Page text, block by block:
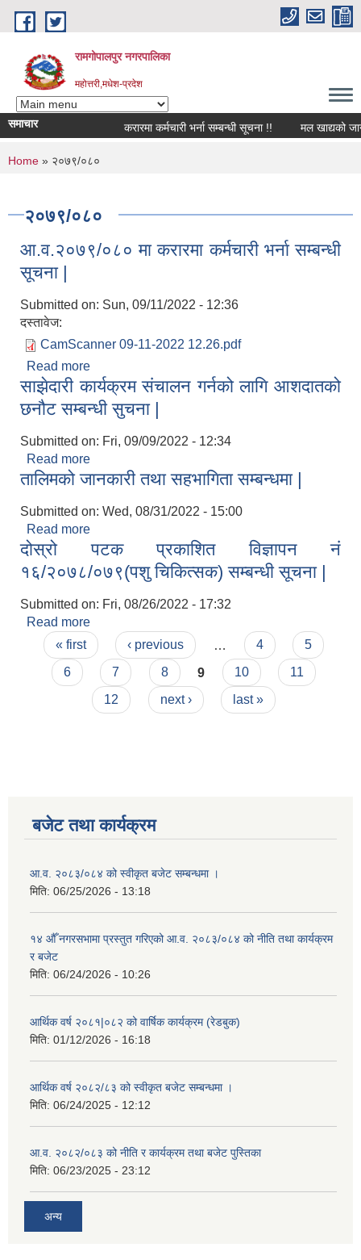
Skip to main content
रामगोपालपुर नगरपालिका
महोत्तरी,मधेश-प्रदेश
समाचार करारमा कर्मचारी भर्ना सम्बन्धी सूचना !! मल खाद्यको
You are here
Home » २०७९/०८०
२०७९/०८०
आ.व.२०७९/०८० मा करारमा कर्मचारी भर्ना सम्बन्धी
सूचना |
Submitted on: Sun, 09/11/2022 - 12:36
दस्तावेज:
CamScanner 09-11-2022 12.26.pdf
Read more
सूचना |
साझेदारी कार्यक्रम संचालन गर्नको लागि आशदातको
छनौट सम्बन्धी सुचना |
Submitted on: Fri, 09/09/2022 - 12:34
Read more
छनौट सम्बन्धी सुचना |
तालिमको जानकारी तथा सहभागिता सम्बन्धमा |
Submitted on: Wed, 08/31/2022 - 15:00
Read more
दोस्रो पटक प्रकाशित विज्ञापन नं
१६/२०७८/०७९(पशु चिकित्सक) सम्बन्धी सूचना |
Submitted on: Fri, 08/26/2022 - 17:32
Read more
१६/२०७८/०७९(पशु चिकित्सक) सम्बन्धी सूचना |
Pages
« first ‹ previous 4
5
6
7 8 9 10
11
12
next › last »
बजेट तथा कार्यक्रम
आ.व. २०८३/०८४ को स्वीकृत बजेट सम्बन्धमा ।
मिति: 06/25/2026 - 13:18
१४ औँ नगरसभामा प्रस्तुत गरिएको आ.व. २०८३/०८४ को नीति तथा कार्यक्रम
र बजेट
मिति: 06/24/2026 - 10:26
आर्थिक वर्ष २०८१|०८२ को वार्षिक कार्यक्रम (रेडबुक)
मिति: 01/12/2026 - 16:18
आर्थिक वर्ष २०८२/८३ को स्वीकृत बजेट सम्बन्धमा ।
मिति: 06/24/2025 - 12:12
आ.व. २०८२/०८३ को नीति र कार्यक्रम तथा बजेट पुस्तिका
मिति: 06/23/2025 - 23:12
अन्य